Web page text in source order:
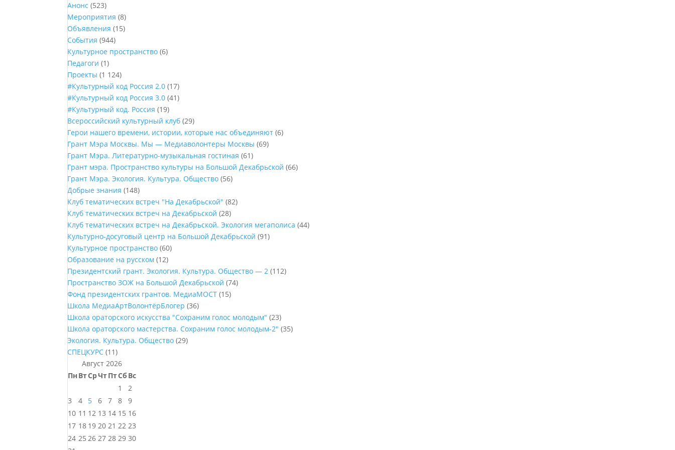
Анонс (523)
Мероприятия (8)
Объявления (15)
События (944)
Культурное пространство (6)
Педагоги (1)
Проекты (1 124)
#Культурный код Россия 2.0 (17)
#Культурный код Россия 3.0 (41)
#Культурный код. Россия (19)
Всероссийский культурный клуб (29)
Герои нашего времени, истории, которые нас объединяют (6)
Грант Мэра Москвы. Мы — Медиаволонтеры Москвы (69)
Грант Мэра. Литературно-музыкальная гостиная (61)
Грант мэра. Пространство культуры на Большой Декабрьской (66)
Грант Мэра. Экология. Культура. Общество (56)
Добрые знания (148)
Клуб тематических встреч "На Декабрьской" (82)
Клуб тематических встреч на Декабрьской (28)
Клуб тематических встреч на Декабрьской. Экология мегаполиса (44)
Культурно-досуговый центр на Большой Декабрьской (91)
Культурное пространство (60)
Образование на русском (12)
Президентский грант. Экология. Культура. Общество — 2 (112)
Пространство ЗОЖ на Большой Декабрьской (74)
Фонд президентских грантов. МедиаМОСТ (15)
Школа МедиаАртВолонтёрБлогер (36)
Школа ораторского искусства "Сохраним голос молодым" (23)
Школа ораторского мастерства. Сохраним голос молодым-2" (35)
Экология. Культура. Общество (29)
СПЕЦКУРС (11)
Август 2026
ПнВтСрЧтПтСб Вс
1
2
3
4 5 6 7 8
9
10 11 12 13 14 15 16
17 18 19 20 21 22 23
24 25 26 27 28 29 30